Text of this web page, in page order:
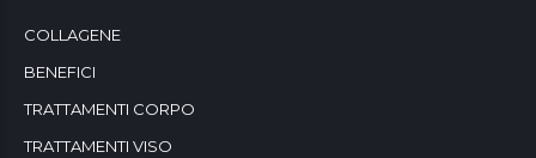
COLLAGENE
BENEFICI
TRATTAMENTI CORPO
TRATTAMENTI VISO